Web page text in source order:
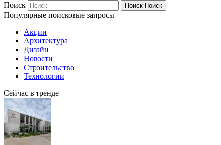
Поиск Поиск Поиск
Популярные поисковые запросы
Акции
Архитектура
Дизайн
Новости
Строительство
Технологии
Сейчас в тренде